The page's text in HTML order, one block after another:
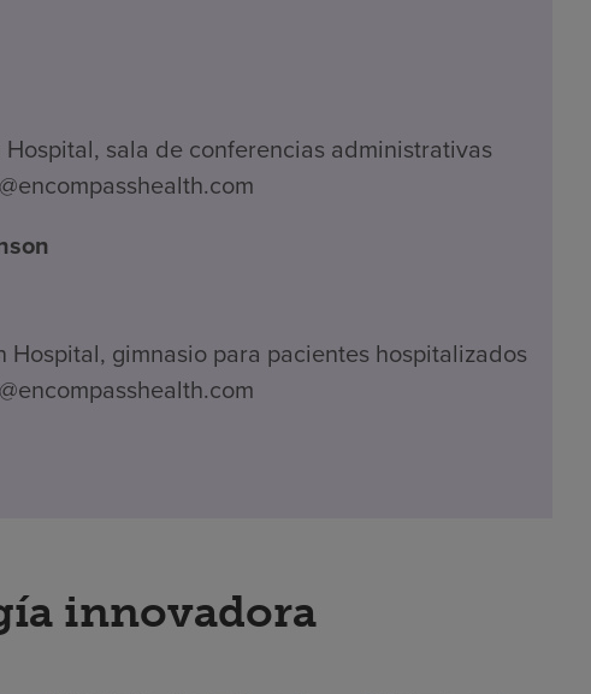
sala de conferencias administrativas
gimnasio para pacientes hospitalizados
innovadora